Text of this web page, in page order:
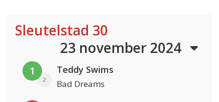
Sleutelstad 30
23 november 2024
1
2
Teddy Swims
Bad Dreams